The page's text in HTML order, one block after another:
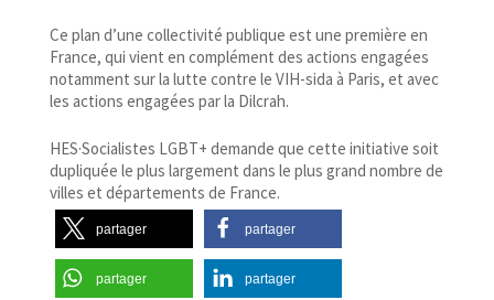
Ce plan d’une collectivité publique est une première en
France, qui vient en complément des actions engagées
notamment sur la lutte contre le VIH-​sida à Paris, et avec
les actions engagées par la Dilcrah.
HES·Socialistes LGBT+ demande que cette initiative soit
dupliquée le plus largement dans le plus grand nombre de
villes et départements de France.
partager partager
partager partager